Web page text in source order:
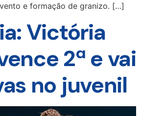
e formação de granizo. […]
Victória
2ª e vai
no juvenil